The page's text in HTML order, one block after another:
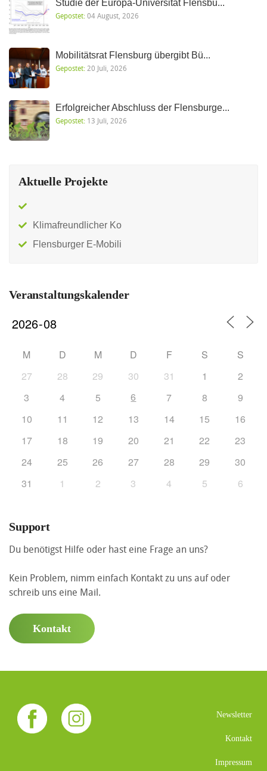
Studie der Europa-Universität Flensbu...
Gepostet:04 August, 2026
Mobilitätsrat Flensburg übergibt Bü...
Gepostet: 20 Juli, 2026
Erfolgreicher Abschluss der Flensburge...
Gepostet: 13 Juli, 2026
Aktuelle Projekte
Klimafreundlicher Ko
Flensburger E-Mobili
Veranstaltungskalender
M D M D F S
S
27
28 29 30 31 1
2
3
4 5 6 7 8
9
10
11 12 13 14 15
16
17
18 19 20 21 22
23
24
25 26 27 28 29
30
31
1 2 3 4 5 6
Support
Du benötigst Hilfe oder hast eine Frage an uns?
Kein Problem, nimm einfach Kontakt zu uns auf oder
schreib uns eine Mail.
Kontakt
Newsletter
Kontakt
Impressum